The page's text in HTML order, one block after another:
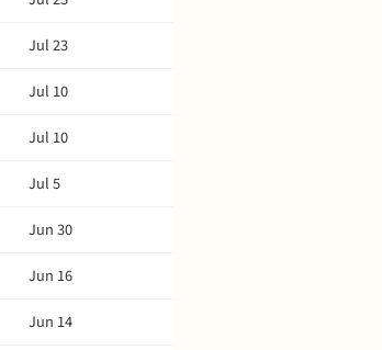
Jul 23
Jul 10
Jul 10
Jul 5
Jun 30
Jun 16
Jun 14